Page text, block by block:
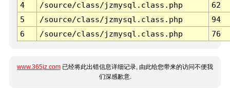
4
/source/class/jzmysql.class.php
62
5
/source/class/jzmysql.class.php
94
6
/source/class/jzmysql.class.php 76
www.365jz.com 已经将此出错信息详细记录, 由此给您带来的访问不便我
们深感歉意.